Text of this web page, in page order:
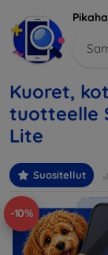
Kuoret,
tuotteelle
Lite
Suositellut
-10%